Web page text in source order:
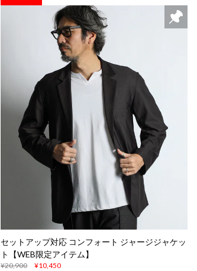
セットアップ対応 コンフォート ジャージジャケッ
ト【WEB限定アイテム】
¥20,900 ¥10,450